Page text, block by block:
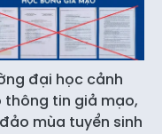
đại học cảnh
thông tin giả mạo,
mùa tuyển sinh